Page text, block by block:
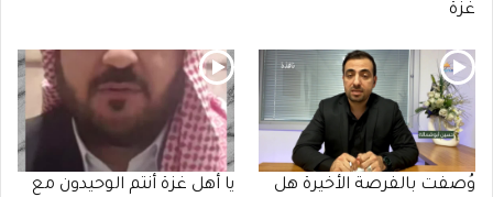
غزة
وُصفت بالفرصة الأخيرة هل
يا أهل غزة أنتم الوحيدون مع